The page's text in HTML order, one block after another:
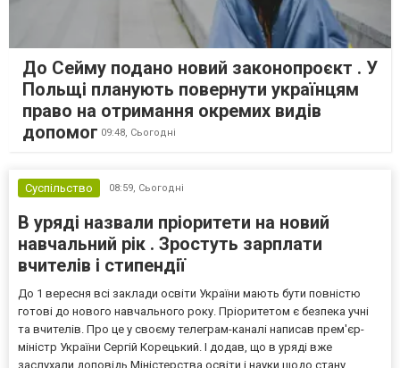
До Сейму подано новий законопроєкт . У
Польщі планують повернути українцям
право на отримання окремих видів
допомог 09:48, Сьогодні
Суспільство 08:59, Сьогодні
В уряді назвали пріоритети на новий
навчальний рік . Зростуть зарплати
вчителів і стипендії
До 1 вересня всі заклади освіти України мають бути повністю
готові до нового навчального року. Пріоритетом є безпека учні
та вчителів. Про це у своєму телеграм-каналі написав прем'єр-
міністр України Сергій Корецький. І додав, що в уряді вже
заслухали доповідь Міністерства освіти і науки щодо стану